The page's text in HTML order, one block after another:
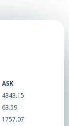
ASK
4343.15
63.59
1757.07